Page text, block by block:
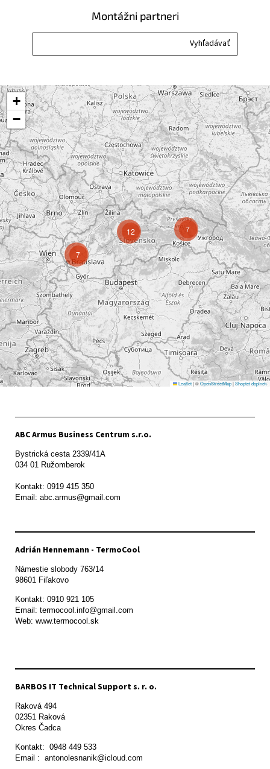
Montážni partneri
7
7
12
+
−
Leaflet|©OpenStreetMap|Shoptet doplnek
ABC Armus Business Centrum s.r.o.
Bystrická cesta 2339/41A
034 01 Ružomberok
Kontakt: 0919 415 350
Adrián Hennemann - TermoCool
Námestie slobody 763/14
98601 Fiľakovo
Kontakt: 0910 921 105
Email: termocool.info@gmail.com
Web: www.termocool.sk
BARBOS IT Technical Support s. r. o.
Raková 494
02351 Raková
Okres Čadca
Kontakt:  0948 449 533
Email :  antonolesnanik@icloud.com